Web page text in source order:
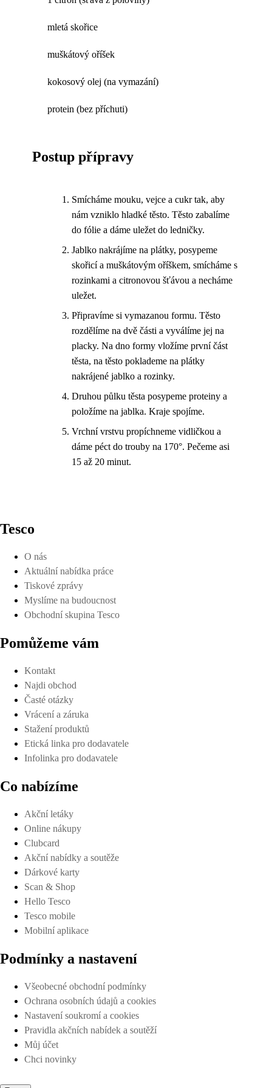
mletá skořice
muškátový oříšek
kokosový olej (na vymazání)
protein (bez příchuti)
Postup přípravy
Smícháme mouku, vejce a cukr tak, aby
nám vzniklo hladké těsto. Těsto zabalíme
do fólie a dáme uležet do ledničky.
Jablko nakrájíme na plátky, posypeme
skořicí a muškátovým oříškem, smícháme s
rozinkami a citronovou šťávou a necháme
uležet.
Připravíme si vymazanou formu. Těsto
rozdělíme na dvě části a vyválíme jej na
placky. Na dno formy vložíme první část
těsta, na těsto poklademe na plátky
nakrájené jablko a rozinky.
Druhou půlku těsta posypeme proteiny a
položíme na jablka. Kraje spojíme.
Vrchní vrstvu propíchneme vidličkou a
dáme péct do trouby na 170°. Pečeme asi
15 až 20 minut.
Tesco
O nás
Aktuální nabídka práce
Tiskové zprávy
Myslíme na budoucnost
Obchodní skupina Tesco
Pomůžeme vám
Kontakt
Najdi obchod
Časté otázky
Vrácení a záruka
Stažení produktů
Etická linka pro dodavatele
Infolinka pro dodavatele
Co nabízíme
Akční letáky
Online nákupy
Clubcard
Akční nabídky a soutěže
Dárkové karty
Scan & Shop
Hello Tesco
Tesco mobile
Mobilní aplikace
Podmínky a nastavení
Všeobecné obchodní podmínky
Ochrana osobních údajů a cookies
Nastavení soukromí a cookies
Pravidla akčních nabídek a soutěží
Můj účet
Chci novinky